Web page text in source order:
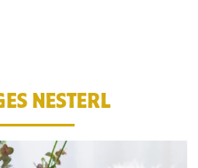
NESTERL